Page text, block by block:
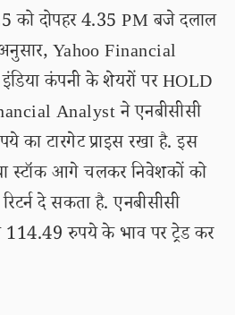
को दोपहर 4.35 PM बजे दलाल
Yahoo Financial
कंपनी के शेयरों पर HOLD
Analyst ने एनबीसीसी
का टारगेट प्राइस रखा है. इस
स्टॉक आगे चलकर निवेशकों को
दे सकता है. एनबीसीसी
रुपये के भाव पर ट्रेड कर